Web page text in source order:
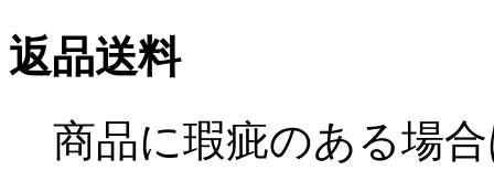
返品送料
商品に瑕疵のある場